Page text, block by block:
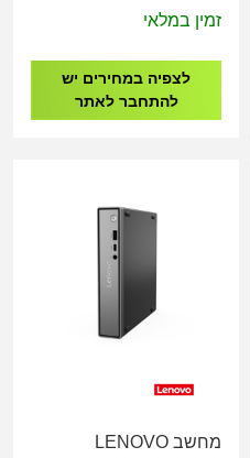
16GB/512G/WI11PRO
זמין במלאי
לצפיה במחירים יש
להתחבר לאתר
מחשב LENOVO